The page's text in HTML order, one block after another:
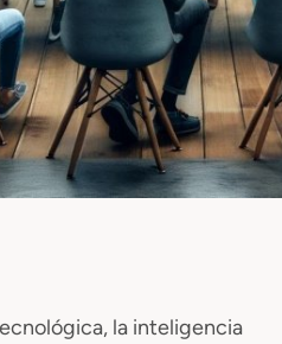
la inteligencia